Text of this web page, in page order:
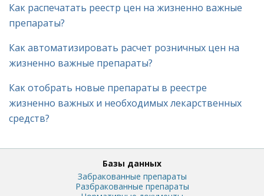
Как распечатать реестр цен на жизненно важные
препараты?
Как автоматизировать расчет розничных цен на
жизненно важные препараты?
Как отобрать новые препараты в реестре
жизненно важных и необходимых лекарственных
средств?
Базы данных
Забракованные препараты
Разбракованные препараты